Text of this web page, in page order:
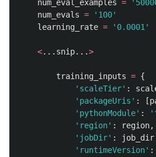
num_eval_examples = '
num_evals = ' 100'
learning_rate = ' 0.0001'
<... snip...>
training_inputs = {
' scaleTier' :
' packageUris ' : [
' pythonModule' : '
' region' : region,
' jobDir' : job_dir
' runtimeVersion' :